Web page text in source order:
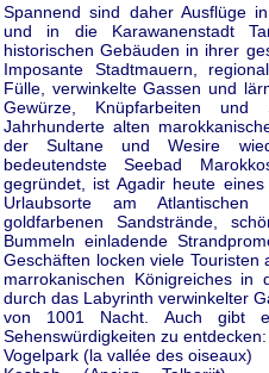
Spannend sind daher Ausflüge
und in die Karawanenstadt
historischen Gebäuden in ihrer
Imposante Stadtmauern,
Fülle, verwinkelte Gassen und
Gewürze, Knüpfarbeiten
Jahrhunderte alten
der Sultane und Wesire
bedeutendste Seebad
gegründet, ist Agadir heute
Urlaubsorte am Atlantischen
goldfarbenen Sandstrände,
Bummeln einladende
Geschäften locken viele
marrokanischen Königreiches
durch das Labyrinth verwinkelter
von 1001 Nacht. Auch gibt
Sehenswürdigkeiten zu entdecken:
Vogelpark (la vallée des oiseaux)